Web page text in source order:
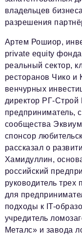
владельцев
разрешения
Артем Рошиор,
private equity
реальный сектор,
ресторанов Чико и
венчурных
директор РГ-Строй
предприниматель,
сообщества Эквиум
спонсор
рассказал о
Хамидуллин,
российский
руководитель трех
для
подходы к IT-
учредитель
Металс» и завода